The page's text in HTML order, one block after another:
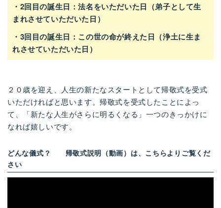
・ 2回目の誕生日：法名をいただいた日 （弟子として生
まれさせていただいた日 ）
・ 3回目の誕生日：この世の命が終えた日 （浄土に生ま
れさせていただいた日）
２０歳を迎え、人生の新たなスタートとして帰敬式を受式
いただければと思います。帰敬式を受式したことによっ
て、「新たな人生がさらに明るくなる」一つのきっかけに
なれば嬉しいです。
どんな儀式？ 帰敬式説明（動画）は、こちらよりご覧くだ
さい